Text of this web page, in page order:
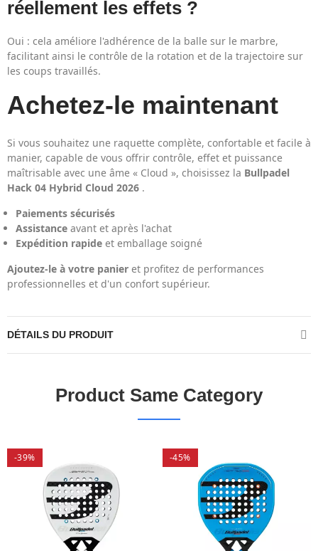
réellement les effets ?
Oui : cela améliore l'adhérence de la balle sur le marbre,
facilitant ainsi le contrôle de la rotation et de la trajectoire sur
les coups travaillés.
Achetez-le maintenant
Si vous souhaitez une raquette complète, confortable et facile à
manier, capable de vous offrir contrôle, effet et puissance
maîtrisable avec une âme « Cloud », choisissez la Bullpadel
Hack 04 Hybrid Cloud 2026 .
Paiements sécurisés
Assistance avant et après l'achat
Expédition rapide et emballage soigné
Ajoutez-le à votre panier et profitez de performances
professionnelles et d'un confort supérieur.
DÉTAILS DU PRODUIT
Product Same Category
-39% -45%